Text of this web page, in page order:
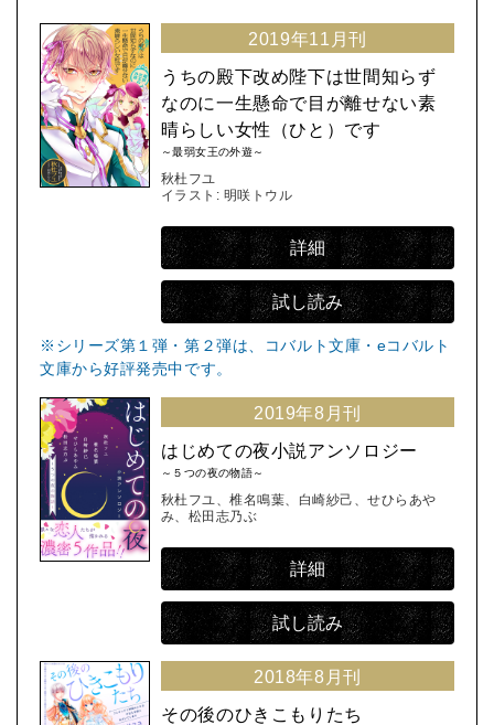
2019年11月刊
うちの殿下改め陛下は世間知らず
なのに一生懸命で目が離せない素
晴らしい女性（ひと）です
～最弱女王の外遊～
秋杜フユ
イラスト: 明咲トウル
詳細
試し読み
※シリーズ第１弾・第２弾は、コバルト文庫・eコバルト
文庫から好評発売中です。
2019年8月刊
はじめての夜小説アンソロジー
～５つの夜の物語～
秋杜フユ、椎名鳴葉、白崎紗己、せひらあや
み、松田志乃ぶ
詳細
試し読み
2018年8月刊
その後のひきこもりたち